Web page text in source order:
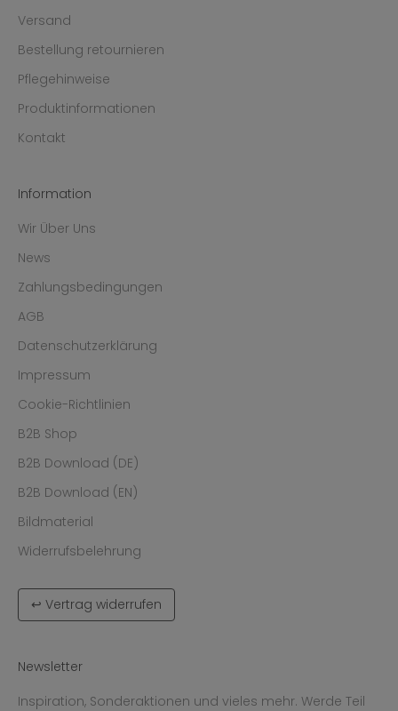
Versand
Bestellung retournieren
Pflegehinweise
Produktinformationen
Kontakt
Information
Wir Über Uns
News
Zahlungsbedingungen
AGB
Datenschutzerklärung
Impressum
Cookie-Richtlinien
B2B Shop
B2B Download (DE)
B2B Download (EN)
Bildmaterial
Widerrufsbelehrung
↩ Vertrag widerrufen
Newsletter
Inspiration, Sonderaktionen und vieles mehr. Werde Teil